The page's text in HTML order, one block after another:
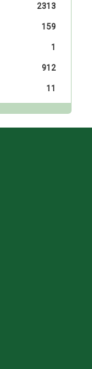
2313
159
1
912
11